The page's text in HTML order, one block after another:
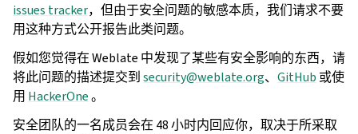
issues tracker，但由于安全问题的敏感本质，我们请求不要
用这种方式公开报告此类问题。
假如您觉得在 Weblate 中发现了某些有安全影响的东西，请
将此问题的描述提交到security@weblate.org、 GitHub 或使
用 HackerOne。
安全团队的一名成员会在 48 小时内回应你，取决于所采取